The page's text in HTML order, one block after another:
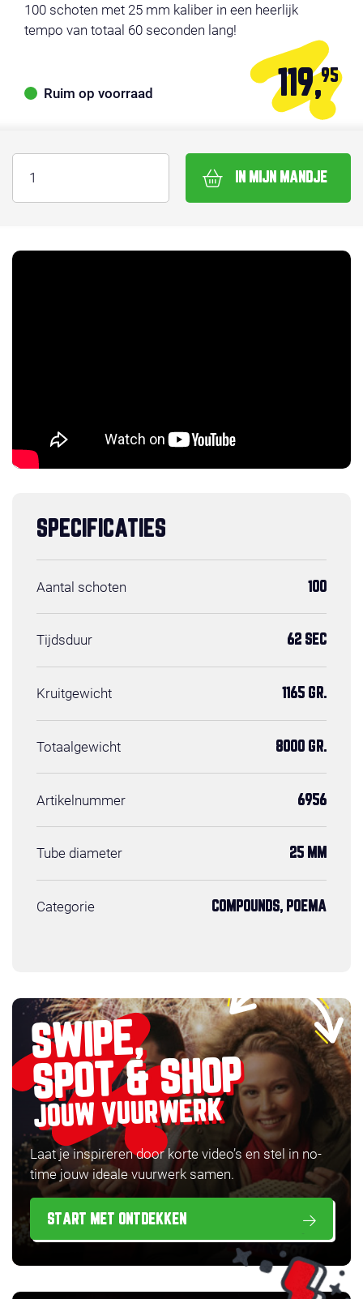
100 schoten met 25 mm kaliber in een heerlijk
tempo van totaal 60 seconden lang!
Ruim op voorraad 119,95
IN MIJN MANDJE
SPECIFICATIES
Aantal schoten 100
Tijdsduur 62 SEC
Kruitgewicht 1165 GR.
Totaalgewicht 8000 GR.
Artikelnummer 6956
Tube diameter 25 MM
Categorie COMPOUNDS, POEMA
SWIPE,
SPOT & SHOP
JOUW VUURWERK
Laat je inspireren door korte video’s en stel in no-
time jouw ideale vuurwerk samen.
START MET ONTDEKKEN